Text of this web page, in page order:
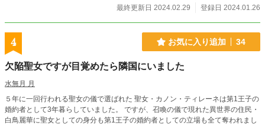
最終更新日 2024.02.29
登録日 2024.01.26
4 お気に入り追加 34
欠陥聖女ですが目覚めたら隣国にいました
水無月 月
５年に一回行われる聖女の儀で選ばれた 聖女・カノン・ティレーネは第1王子の
婚約者として3年暮らしていました。 ですが、召喚の儀で現れた異世界の住民・
白鳥麗華に聖女としての身分も第1王子の婚約者としての立場も全て奪われまし